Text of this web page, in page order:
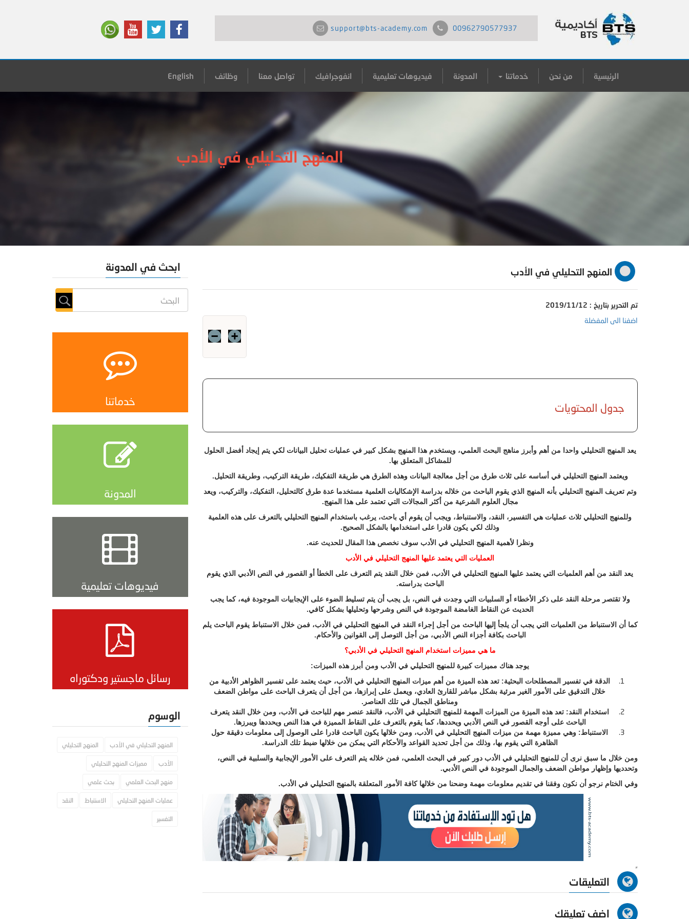
00962790577937
support@bts-academy.com
الرئيسية من نحن خدماتنا المدونة فيديوهات تعليمية انفوجرافيك تواصل معنا وظائف English
المنهج التحليلي في الأدب
المنهج التحليلي في الأدب
تم التحرير بتاريخ : 2019/11/12
اضفنا الى المفضلة
جدول المحتويات
يعد المنهج التحليلي واحدا من أهم وأبرز مناهج البحث العلمي، ويستخدم هذا المنهج بشكل كبير في عمليات تحليل البيانات لكي يتم إيجاد أفضل الحلول
للمشاكل المتعلق بها.
ويعتمد المنهج التحليلي في أساسه على ثلاث طرق من أجل معالجة البيانات وهذه الطرق هي طريقة التفكيك، طريقة التركيب، وطريقة التحليل.
وتم تعريف المنهج التحليلي بأنه المنهج الذي يقوم الباحث من خلاله بدراسة الإشكاليات العلمية مستخدما عدة طرق كالتحليل، التفكيك، والتركيب، ويعد
مجال العلوم الشرعية من أكثر المجالات التي تعتمد على هذا المنهج.
وللمنهج التحليلي ثلاث عمليات هي التفسير، النقد، والاستنباط، ويجب أن يقوم أي باحث، يرغب باستخدام المنهج التحليلي بالتعرف على هذه العلمية
وذلك لكي يكون قادرا على استخدامها بالشكل الصحيح.
ونظرا لأهمية المنهج التحليلي في الأدب سوف نخصص هذا المقال للحديث عنه.
العمليات التي يعتمد عليها المنهج التحليلي في الأدب
يعد النقد من أهم العلميات التي يعتمد عليها المنهج التحليلي في الأدب، فمن خلال النقد يتم التعرف على الخطأ أو القصور في النص الأدبي الذي يقوم
الباحث بدراسته.
ولا تقتصر مرحلة النقد على ذكر الأخطاء أو السلبيات التي وجدت في النص، بل يجب أن يتم تسليط الضوء على الإيجابيات الموجودة فيه، كما يجب
الحديث عن النقاط الغامضة الموجودة في النص وشرحها وتحليلها بشكل كافي.
كما أن الاستنباط من العلميات التي يجب أن يلجأ إليها الباحث من أجل إجراء النقد في المنهج التحليلي في الأدب، فمن خلال الاستنباط يقوم الباحث يلم
الباحث بكافة أجزاء النص الأدبي، من أجل التوصل إلى القوانين والأحكام.
ما هي مميزات استخدام المنهج التحليلي في الأدبي؟
يوجد هناك مميزات كبيرة للمنهج التحليلي في الأدب ومن أبرز هذه الميزات:
الدقة في تفسير المصطلحات البحثية: تعد هذه الميزة من أهم ميزات المنهج التحليلي في الأدب، حيث يعتمد على تفسير الظواهر الأدبية من
خلال التدقيق على الأمور الغير مرئية بشكل مباشر للقارئ العادي، ويعمل على إبرازها، من أجل أن يتعرف الباحث على مواطن الضعف
ومناطق الجمال في تلك العناصر.
استخدام النقد: تعد هذه الميزة من الميزات المهمة للمنهج التحليلي في الأدب، فالنقد عنصر مهم للباحث في الأدب، ومن خلال النقد يتعرف
الباحث على أوجه القصور في النص الأدبي ويحددها، كما يقوم بالتعرف على النقاط المميزة في هذا النص ويحددها ويبرزها.
الاستنباط: وهي مميزة مهمة من ميزات المنهج التحليلي في الأدب، ومن خلالها يكون الباحث قادرا على الوصول إلى معلومات دقيقة حول
الظاهرة التي يقوم بها، وذلك من أجل تحديد القواعد والأحكام التي يمكن من خلالها ضبط تلك الدراسة.
ومن خلال ما سبق نرى أن للمنهج التحليلي في الأدب دور كبير في البحث العلمي، فمن خلاله يتم التعرف على الأمور الإيجابية والسلبية في النص،
وتحدديها وإظهار مواطن الضعف والجمال الموجودة في النص الأدبي.
وفي الختام نرجو أن نكون وفقنا في تقديم معلومات مهمة وضحنا من خلالها كافة الأمور المتعلقة بالمنهج التحليلي في الأدب.
التعليقات
اضف تعليقك
ابحث في المدونة
خدماتنا
المدونة
فيديوهات تعليمية
رسائل ماجستير ودكتوراه
الوسوم
المنهج التحليلي في الأدب المنهج التحليلي
الأدب مميزات المنهج التحليلي
منهج البحث العلمي بحث علمي
عمليات المنهج التحليلي الاستنباط النقد
التفسير